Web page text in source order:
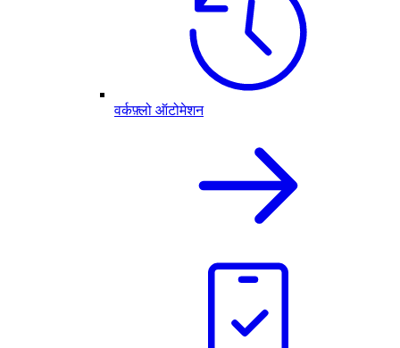
वर्कफ़्लो ऑटोमेशन